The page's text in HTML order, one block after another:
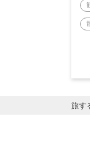
旅す